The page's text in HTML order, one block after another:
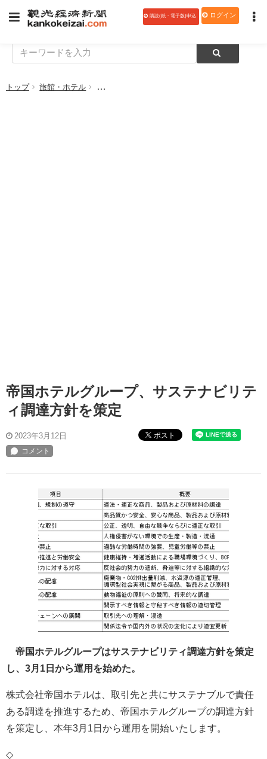
購読(紙・電子版)申込 ログイン
トップ 旅館・ホテル 帝国ホテルグループ、サステナビリティ調達方
帝国ホテルグループ、サステナビリテ
ィ調達方針を策定
2023年3月12日 ポスト
帝国ホテルグループはサステナビリティ調達方針を策定
し、3月1日から運用を始めた。
株式会社帝国ホテルは、取引先と共にサステナブルで責任
ある調達を推進するため、帝国ホテルグループの調達方針
を策定し、本年3月1日から運用を開始いたします。
◇